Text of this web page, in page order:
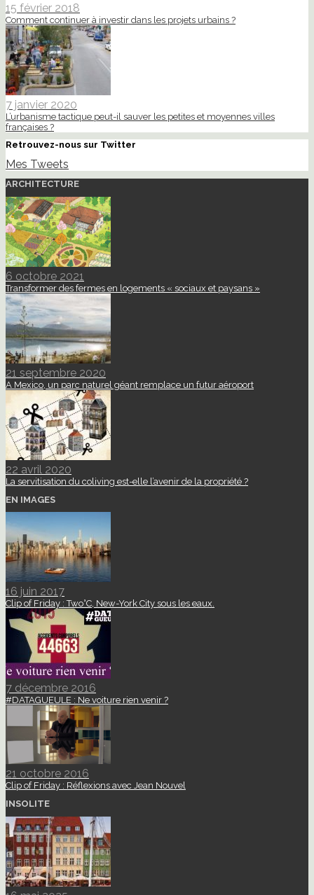
15 février 2018
Comment continuer à investir dans les projets urbains ?
7 janvier 2020
L’urbanisme tactique peut-il sauver les petites et moyennes villes
françaises ?
Retrouvez-nous sur Twitter
Mes Tweets
ARCHITECTURE
6 octobre 2021
Transformer des fermes en logements « sociaux et paysans »
21 septembre 2020
A Mexico, un parc naturel géant remplace un futur aéroport
22 avril 2020
La servitisation du coliving est-elle l’avenir de la propriété ?
EN IMAGES
16 juin 2017
Clip of Friday : Two°C, New-York City sous les eaux.
7 décembre 2016
#DATAGUEULE : Ne voiture rien venir ?
21 octobre 2016
Clip of Friday : Réflexions avec Jean Nouvel
INSOLITE